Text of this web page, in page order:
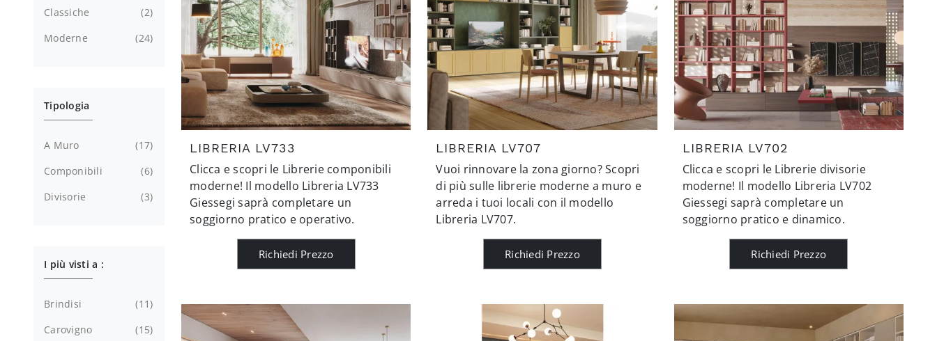
LIBRERIA LV733
Clicca e scopri le Librerie componibili
moderne! Il modello Libreria LV733
Giessegi saprà completare un
soggiorno pratico e operativo.
Richiedi Prezzo
LIBRERIA LV707
Vuoi rinnovare la zona giorno? Scopri
di più sulle librerie moderne a muro e
arreda i tuoi locali con il modello
Libreria LV707.
Richiedi Prezzo
LIBRERIA LV702
Clicca e scopri le Librerie divisorie
moderne! Il modello Libreria LV702
Giessegi saprà completare un
soggiorno pratico e dinamico.
Richiedi Prezzo
Classiche
2
Moderne
24
Tipologia
A Muro
17
Componibili
6
Divisorie
3
I più visti a :
Brindisi
11
Carovigno
15